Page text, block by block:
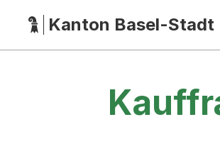
HauptnavigationKanton Basel-Stadt